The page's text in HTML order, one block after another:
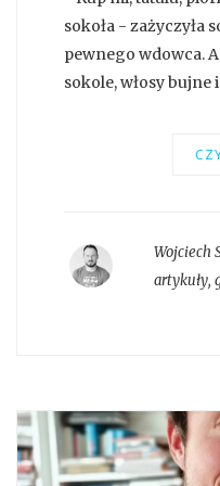
sokoła - zażyczyła
pewnego wdowca.
sokole, włosy bujne i
Wojciech
artykuły,